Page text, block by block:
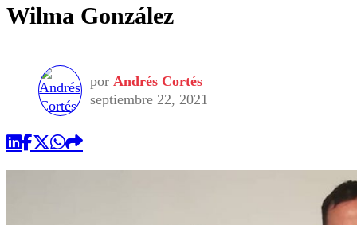
Colo Colo
Seleccion Chilena
Torneo Internacional
Entretención
Economía
Internacional
Publicaciones en medios
Opinión
Wilma González
por Andrés Cortés
septiembre 22, 2021